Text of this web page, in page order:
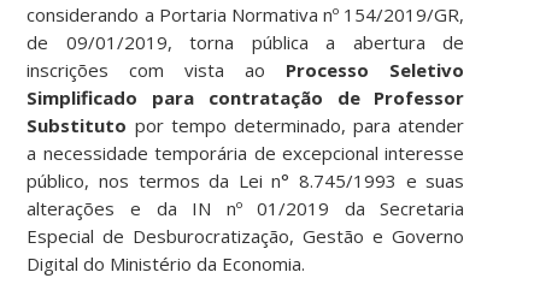
considerando a Portaria Normativa nº 154/2019/GR,
de 09/01/2019, torna pública a abertura de
inscrições com vista ao Processo Seletivo
Simplificado para contratação de Professor
Substituto por tempo determinado, para atender
a necessidade temporária de excepcional interesse
público, nos termos da Lei n° 8.745/1993 e suas
alterações e da IN nº 01/2019 da Secretaria
Especial de Desburocratização, Gestão e Governo
Digital do Ministério da Economia.